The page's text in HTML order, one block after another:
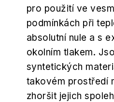
pro použití ve
podmínkách při
absolutní nule a s
okolním tlakem.
syntetických
takovém prostředí
zhoršit jejich